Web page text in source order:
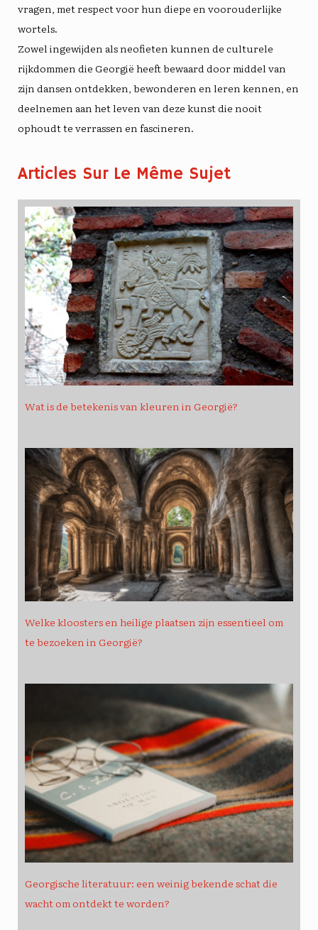
vragen, met respect voor hun diepe en voorouderlijke
wortels.
Zowel ingewijden als neofieten kunnen de culturele
rijkdommen die Georgië heeft bewaard door middel van
zijn dansen ontdekken, bewonderen en leren kennen, en
deelnemen aan het leven van deze kunst die nooit
ophoudt te verrassen en fascineren.
Articles Sur Le Même Sujet
Wat is de betekenis van kleuren in Georgië?
Welke kloosters en heilige plaatsen zijn essentieel om
te bezoeken in Georgië?
Georgische literatuur: een weinig bekende schat die
wacht om ontdekt te worden?